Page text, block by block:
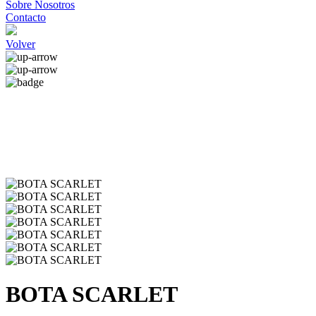
Sobre Nosotros
Contacto
Volver
BOTA SCARLET